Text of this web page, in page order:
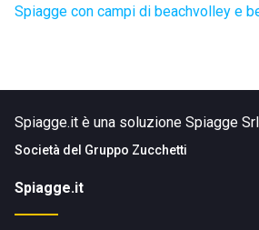
Spiagge con campi di beachvolley e
Spiagge.it è una soluzione Spiagge Srl
Società del Gruppo Zucchetti
Spiagge.it